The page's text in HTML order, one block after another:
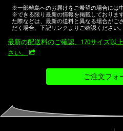
※一部離島へのお届けをご希望の場合には
※できる限り最新の情報を掲載しておりま
た際などは、最新の送料と異なる場合がご
だく場合、下記リンクよりご確認ください。
最新の配送料のご確認、170サイズ以
さい。